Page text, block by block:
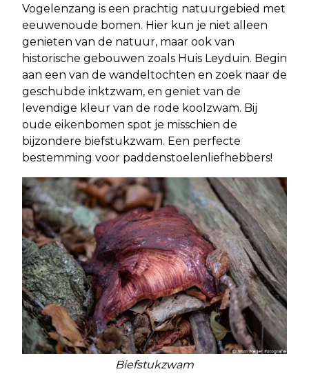
Vogelenzang is een prachtig natuurgebied met
eeuwenoude bomen. Hier kun je niet alleen
genieten van de natuur, maar ook van
historische gebouwen zoals Huis Leyduin. Begin
aan een van de wandeltochten en zoek naar de
geschubde inktzwam, en geniet van de
levendige kleur van de rode koolzwam. Bij
oude eikenbomen spot je misschien de
bijzondere biefstukzwam. Een perfecte
bestemming voor paddenstoelenliefhebbers!
Biefstukzwam